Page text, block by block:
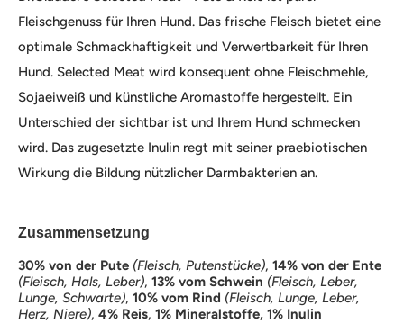
Fleischgenuss für Ihren Hund. Das frische Fleisch bietet eine
optimale Schmackhaftigkeit und Verwertbarkeit für Ihren
Hund. Selected Meat wird konsequent ohne Fleischmehle,
Sojaeiweiß und künstliche Aromastoffe hergestellt. Ein
Unterschied der sichtbar ist und Ihrem Hund schmecken
wird. Das zugesetzte Inulin regt mit seiner praebiotischen
Wirkung die Bildung nützlicher Darmbakterien an.
Zusammensetzung
30% von der Pute (Fleisch, Putenstücke), 14% von der Ente
(Fleisch, Hals, Leber), 13% vom Schwein (Fleisch, Leber,
Lunge, Schwarte), 10% vom Rind (Fleisch, Lunge, Leber,
Herz, Niere), 4% Reis, 1% Mineralstoffe, 1% Inulin